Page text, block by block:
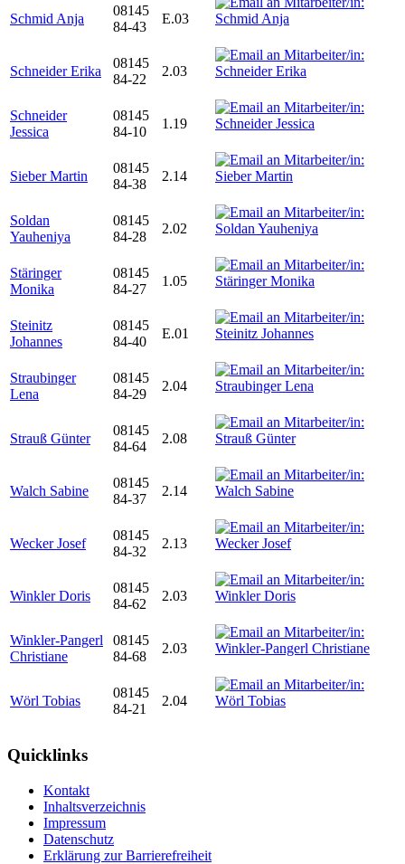
Schmid Anja
08145
84-43
E.03
Schneider Erika
08145
84-22
2.03
Schneider
Jessica
08145
84-10
1.19
Sieber Martin
08145
84-38
2.14
Soldan
Yauheniya
08145
84-28
2.02
Stäringer
Monika
08145
84-27
1.05
Steinitz
Johannes
08145
84-40
E.01
Straubinger
Lena
08145
84-29
2.04
Strauß Günter
08145
84-64
2.08
Walch Sabine
08145
84-37
2.14
Wecker Josef
08145
84-32
2.13
Winkler Doris
08145
84-62
2.03
Winkler-Pangerl
Christiane
08145
84-68
2.03
Wörl Tobias
08145
84-21
2.04
Quicklinks
Kontakt
Inhaltsverzeichnis
Impressum
Datenschutz
Erklärung zur Barrierefreiheit